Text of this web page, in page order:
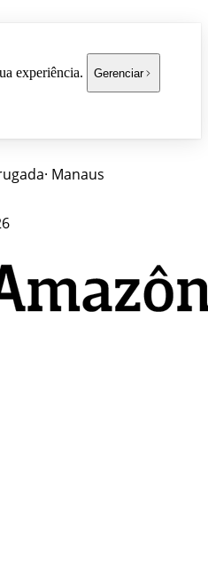
experiência. Gerenciar
· Manaus